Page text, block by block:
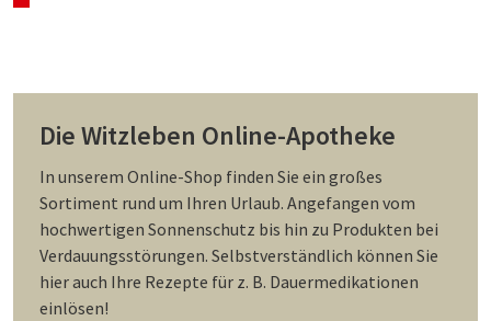
Die Witzleben Online-Apotheke
In unserem Online-Shop finden Sie ein großes
Sortiment rund um Ihren Urlaub. Angefangen vom
hochwertigen Sonnenschutz bis hin zu Produkten bei
Verdauungsstörungen. Selbstverständlich können Sie
hier auch Ihre Rezepte für z. B. Dauermedikationen
einlösen!